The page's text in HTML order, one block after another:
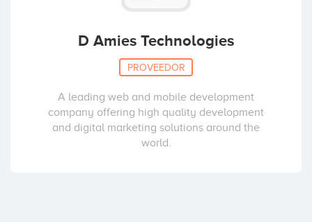
D Amies Technologies
PROVEEDOR
A leading web and mobile development
company offering high quality development
and digital marketing solutions around the
world.